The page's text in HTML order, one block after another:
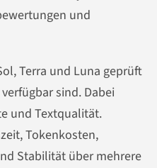
und
Terra und Luna geprüft
sind. Dabei
und Textqualität.
Tokenkosten,
Stabilität über mehrere